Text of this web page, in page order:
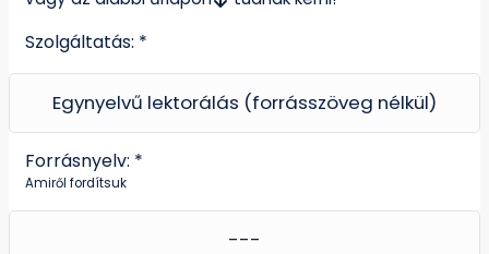
Szolgáltatás: *
Forrásnyelv: *
Amiről fordítsuk